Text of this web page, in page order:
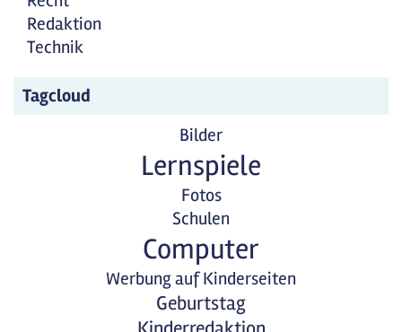
Redaktion
Technik
Tagcloud
Bilder
Lernspiele
Fotos
Schulen
Computer
Werbung auf Kinderseiten
Geburtstag